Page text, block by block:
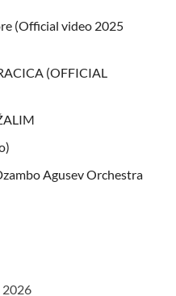
(Official video 2025
(OFFICIAL
Agusev Orchestra